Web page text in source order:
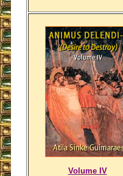
Volume IV